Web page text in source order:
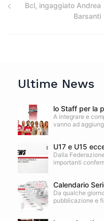
Bcl, ingaggiato Andrea
Barsanti
Ultime News
lo Staff per la
A integrare e
vanno ad
U17 e U15
Dalla
importanti
Calendario
Da qualche
pubblicazione e